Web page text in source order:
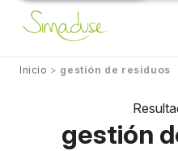
Inicio > gestión de residuos
gestión